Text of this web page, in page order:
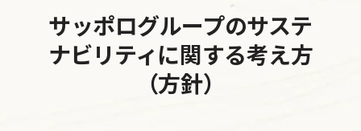
サッポログループのサステ
ナビリティに関する考え方
（方針）